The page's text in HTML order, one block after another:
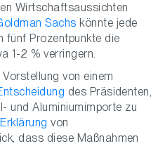
Wirtschaftsaussichten
Sachs könnte jede
fünf Prozentpunkte die
1-2 % verringern.
von einem
des Präsidenten,
und Aluminiumimporte zu
Erklärung von
dass diese Maßnahmen